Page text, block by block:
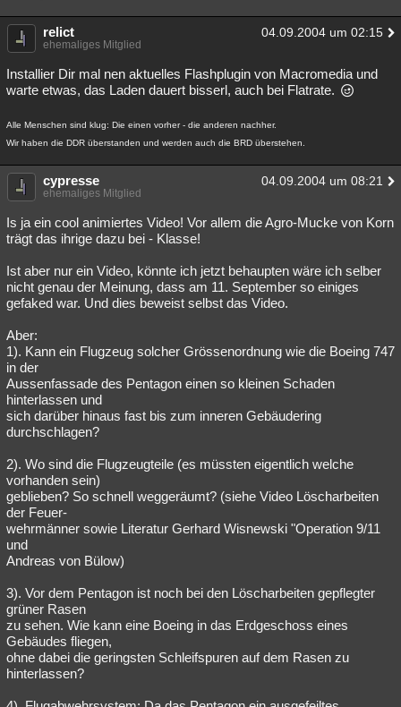
relict 04.09.2004 um 02:15
ehemaliges Mitglied
Installier Dir mal nen aktuelles Flashplugin von Macromedia und
warte etwas, das Laden dauert bisserl, auch bei Flatrate.
Alle Menschen sind klug: Die einen vorher - die anderen nachher.
Wir haben die DDR überstanden und werden auch die BRD überstehen.
cypresse 04.09.2004 um 08:21
ehemaliges Mitglied
Is ja ein cool animiertes Video! Vor allem die Agro-Mucke von Korn
trägt das ihrige dazu bei - Klasse!
Ist aber nur ein Video, könnte ich jetzt behaupten wäre ich selber
nicht genau der Meinung, dass am 11. September so einiges
gefaked war. Und dies beweist selbst das Video.
Aber:
1). Kann ein Flugzeug solcher Grössenordnung wie die Boeing 747
in der
Aussenfassade des Pentagon einen so kleinen Schaden
hinterlassen und
sich darüber hinaus fast bis zum inneren Gebäudering
durchschlagen?
2). Wo sind die Flugzeugteile (es müssten eigentlich welche
vorhanden sein)
geblieben? So schnell weggeräumt? (siehe Video Löscharbeiten
der Feuer-
wehrmänner sowie Literatur Gerhard Wisnewski "Operation 9/11
und
Andreas von Bülow)
3). Vor dem Pentagon ist noch bei den Löscharbeiten gepflegter
grüner Rasen
zu sehen. Wie kann eine Boeing in das Erdgeschoss eines
Gebäudes fliegen,
ohne dabei die geringsten Schleifspuren auf dem Rasen zu
hinterlassen?